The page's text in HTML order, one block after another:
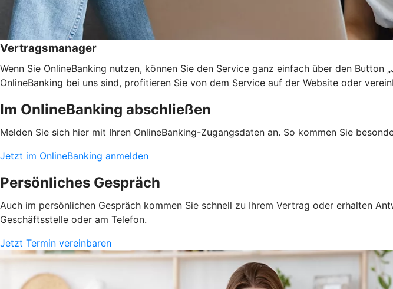
Vertragsmanager
Wenn Sie OnlineBanking nutzen, können Sie den Service ganz einfach über den Button
OnlineBanking bei uns sind, profitieren Sie von dem Service auf der Website oder
Im OnlineBanking abschließen
Melden Sie sich hier mit Ihren OnlineBanking-Zugangsdaten an. So kommen Sie
Jetzt im OnlineBanking anmelden
Persönliches Gespräch
Auch im persönlichen Gespräch kommen Sie schnell zu Ihrem Vertrag oder erhalten
Geschäftsstelle oder am Telefon.
Jetzt Termin vereinbaren